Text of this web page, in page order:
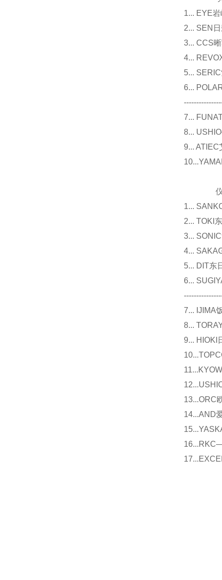
1... EYE
2... SEN
3... CCS
4...
5...
6...
7...
8...
9...
仪器
1...
2... TOKI
3...
4...
5... DIT东
6...
7... IJIMA
8...
9... HIOKI
13...ORC
14...AND